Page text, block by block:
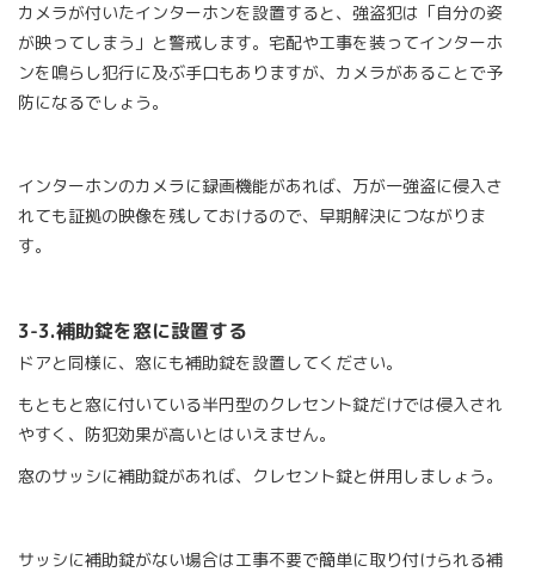
カメラが付いたインターホンを設置すると、強盗犯は「自分の姿
が映ってしまう」と警戒します。宅配や工事を装ってインターホ
ンを鳴らし犯行に及ぶ手口もありますが、カメラがあることで予
防になるでしょう。
インターホンのカメラに録画機能があれば、万が一強盗に侵入さ
れても証拠の映像を残しておけるので、早期解決につながりま
す。
3-3.補助錠を窓に設置する
ドアと同様に、窓にも補助錠を設置してください。
もともと窓に付いている半円型のクレセント錠だけでは侵入され
やすく、防犯効果が高いとはいえません。
窓のサッシに補助錠があれば、クレセント錠と併用しましょう。
サッシに補助錠がない場合は工事不要で簡単に取り付けられる補